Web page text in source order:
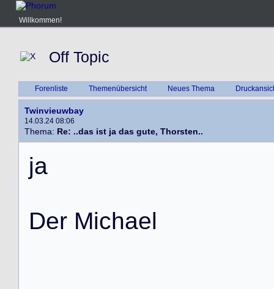
Willkommen!
Off Topic
Forenliste Themenübersicht Neues Thema
Twinvieuwbay
14.03.24 08:06
Thema: Re: ..das ist ja das gute, Thorsten..
ja
Der Michael